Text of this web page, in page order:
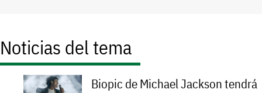
Noticias del tema
Biopic de Michael Jackson tendrá